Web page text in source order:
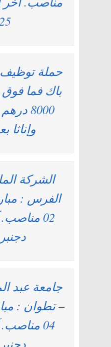
حملة توظيف
باك فما
8000
وإناثا
الشركة
الفرس :
دجنبر
جامعة عبد
– تطوان :
دجنبر